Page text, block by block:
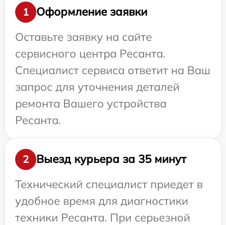
1
Оформление заявки
Оставьте заявку на сайте
сервисного центра Ресанта.
Специалист сервиса ответит на Ваш
запрос для уточнения деталей
ремонта Вашего устройства
Ресанта.
2
Выезд курьера за 35 минут
Технический специалист приедет в
удобное время для диагностики
техники Ресанта. При серьезной